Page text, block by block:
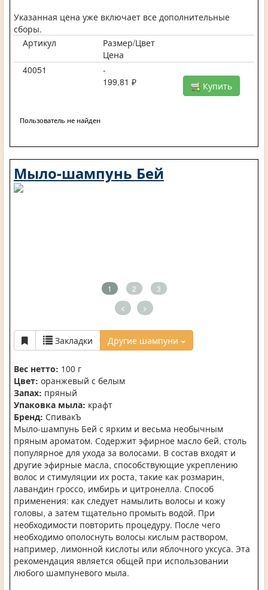
Указанная цена уже включает все дополнительные
сборы.
Артикул
Размер/Цвет
Цена
40051
-
199,81 ₽
Купить
Пользователь не найден
Мыло-шампунь Бей
1 2 3
< >
Закладки Другие шампуни
Вес нетто: 100 г
Цвет: оранжевый с белым
Запах: пряный
Упаковка мыла: крафт
Бренд: СпивакЪ
Мыло-шампунь Бей с ярким и весьма необычным
пряным ароматом. Содержит эфирное масло бей, столь
популярное для ухода за волосами. В состав входят и
другие эфирные масла, способствующие укреплению
волос и стимуляции их роста, такие как розмарин,
лавандин гроссо, имбирь и цитронелла. Способ
применения: как следует намылить волосы и кожу
головы, а затем тщательно промыть водой. При
необходимости повторить процедуру. После чего
необходимо ополоснуть волосы кислым раствором,
например, лимонной кислоты или яблочного уксуса. Эта
рекомендация является общей при использовании
любого шампуневого мыла.